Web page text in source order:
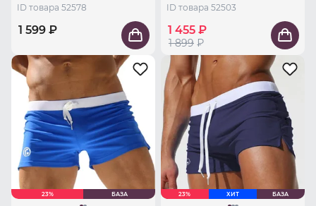
ID товара 52578
1 599 ₽
ID товара 52503
1 455 ₽
1 899 ₽
23% БАЗА 23% ХИТ БАЗА